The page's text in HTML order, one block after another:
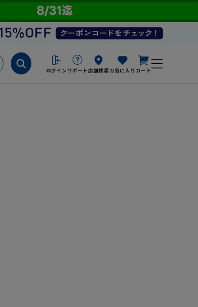
ログイン サポート店舗検索お気に入り カート